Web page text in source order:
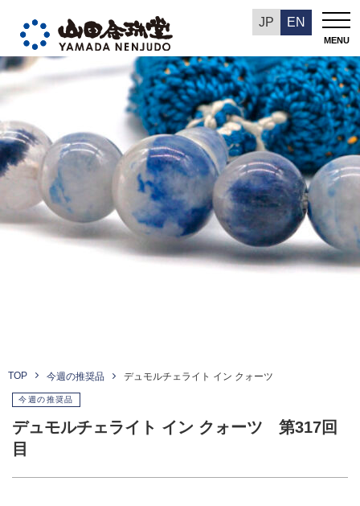
JP EN
MENU
今週の推奨品
TOP 今週の推奨品 デュモルチェライト イン クォーツ
今週の推奨品
デュモルチェライト イン クォーツ 第317回
目